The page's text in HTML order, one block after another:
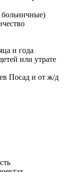
и года
или утрате
Посад и от ж/д